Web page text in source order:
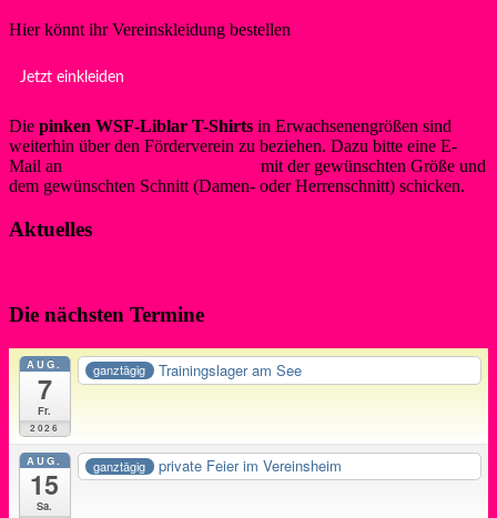
Hier könnt ihr Vereinskleidung bestellen
Jetzt einkleiden
Die pinken WSF-Liblar T-Shirts in Erwachsenengrößen sind
weiterhin über den Förderverein zu beziehen. Dazu bitte eine E-
Mail an
mit der gewünschten Größe und
dem gewünschten Schnitt (Damen- oder Herrenschnitt) schicken.
Aktuelles
Die nächsten Termine
AUG.
7
Fr.
2026
ganztägig Trainingslager am See
AUG.
15
Sa.
ganztägig private Feier im Vereinsheim